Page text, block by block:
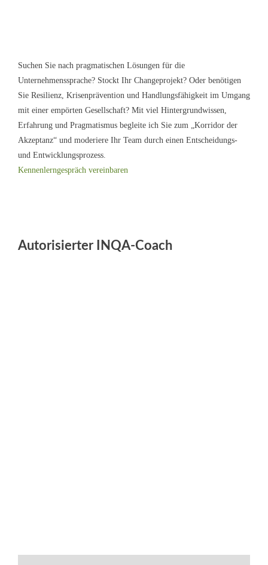
Suchen Sie nach pragmatischen Lösungen für die
Unternehmenssprache? Stockt Ihr Changeprojekt? Oder benötigen
Sie Resilienz, Krisenprävention und Handlungsfähigkeit im Umgang
mit einer empörten Gesellschaft? Mit viel Hintergrundwissen,
Erfahrung und Pragmatismus begleite ich Sie zum „Korridor der
Akzeptanz“ und moderiere Ihr Team durch einen Entscheidungs-
und Entwicklungsprozess.
Kennenlerngespräch vereinbaren
Autorisierter INQA-Coach